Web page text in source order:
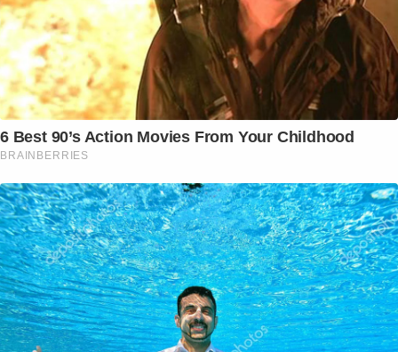
6 Best 90’s Action Movies From Your Childhood
BRAINBERRIES